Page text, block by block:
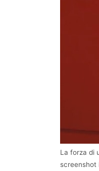
La forza di
screenshot